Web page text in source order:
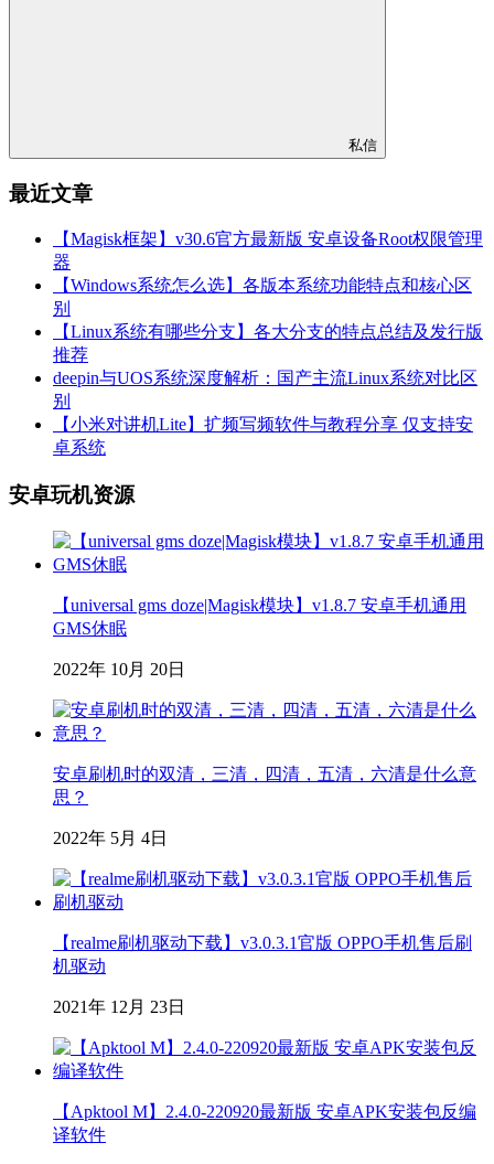
私信
最近文章
【Magisk框架】v30.6官方最新版 安卓设备Root权限管理
器
【Windows系统怎么选】各版本系统功能特点和核心区
别
【Linux系统有哪些分支】各大分支的特点总结及发行版
推荐
deepin与UOS系统深度解析：国产主流Linux系统对比区
别
【小米对讲机Lite】扩频写频软件与教程分享 仅支持安
卓系统
安卓玩机资源
【universal gms doze|Magisk模块】v1.8.7 安卓手机通用
GMS休眠
2022年 10月 20日
安卓刷机时的双清，三清，四清，五清，六清是什么意
思？
2022年 5月 4日
【realme刷机驱动下载】v3.0.3.1官版 OPPO手机售后刷
机驱动
2021年 12月 23日
【Apktool M】2.4.0-220920最新版 安卓APK安装包反编
译软件